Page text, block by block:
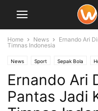
Home News
Ernando Ari
Timnas Indonesia
News Sport Sepak Bola
Ernando Ari
Pantas Jadi